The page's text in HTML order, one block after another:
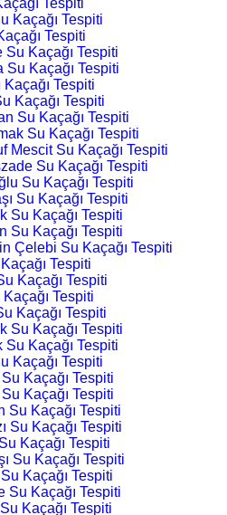
Tespiti
Kaçağı Tespiti
Tespiti
Su Kaçağı Tespiti
Su Kaçağı Tespiti
Tespiti
Kaçağı Tespiti
Su Kaçağı Tespiti
Su Kaçağı Tespiti
Mescit Su Kaçağı Tespiti
Su Kaçağı Tespiti
Su Kaçağı Tespiti
Su Kaçağı Tespiti
Su Kaçağı Tespiti
Su Kaçağı Tespiti
Çelebi Su Kaçağı Tespiti
Tespiti
Kaçağı Tespiti
Tespiti
Kaçağı Tespiti
Su Kaçağı Tespiti
Su Kaçağı Tespiti
Kaçağı Tespiti
Kaçağı Tespiti
Kaçağı Tespiti
Su Kaçağı Tespiti
Su Kaçağı Tespiti
Kaçağı Tespiti
Su Kaçağı Tespiti
Kaçağı Tespiti
Su Kaçağı Tespiti
Kaçağı Tespiti